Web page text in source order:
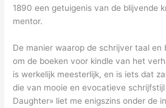
1890 een getuigenis van de blijvende
mentor.
De manier waarop de schrijver taal en
om de boeken voor kindle van het
is werkelijk meesterlijk, en is iets dat
die van mooie en evocatieve schrijfstijl
Daughter» liet me enigszins onder de